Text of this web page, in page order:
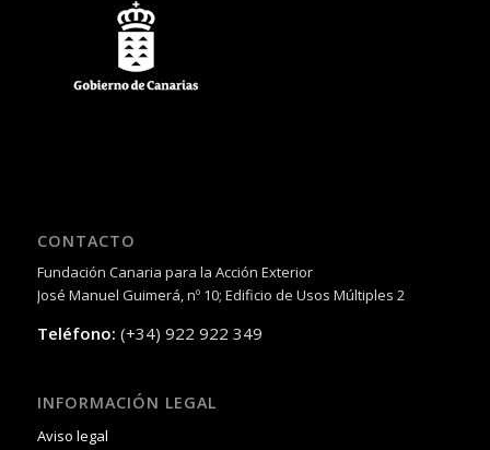
CONTACTO
Fundación Canaria para la Acción Exterior
José Manuel Guimerá, nº 10; Edificio de Usos Múltiples 2
Teléfono: (+34) 922 922 349
INFORMACIÓN LEGAL
Aviso legal